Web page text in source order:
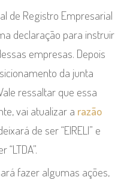
de Registro Empresarial
declaração para instruir
empresas. Depois
da junta
ressaltar que essa
vai atualizar a razão
de ser “EIRELI” e
fazer algumas ações,